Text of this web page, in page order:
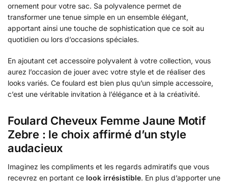
ornement pour votre sac. Sa polyvalence permet de
transformer une tenue simple en un ensemble élégant,
apportant ainsi une touche de sophistication que ce soit au
quotidien ou lors d’occasions spéciales.
En ajoutant cet accessoire polyvalent à votre collection, vous
aurez l’occasion de jouer avec votre style et de réaliser des
looks variés. Ce foulard est bien plus qu’un simple accessoire,
c’est une véritable invitation à l’élégance et à la créativité.
Foulard Cheveux Femme Jaune Motif
Zebre : le choix affirmé d’un style
audacieux
Imaginez les compliments et les regards admiratifs que vous
recevrez en portant ce look irrésistible. En plus d’apporter une